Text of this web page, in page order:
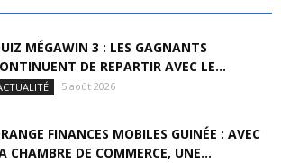
MÉGAWIN 3 : LES GAGNANTS
DE REPARTIR AVEC LE...
5 août 2026
FINANCES MOBILES GUINÉE : AVEC
CHAMBRE DE COMMERCE, UNE...